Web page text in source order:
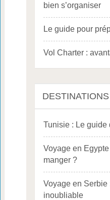
bien s’organiser
Le guide pour
Vol Charter :
Tunisie : Le guide
Voyage en
manger ?
Voyage en Serbie
inoubliable